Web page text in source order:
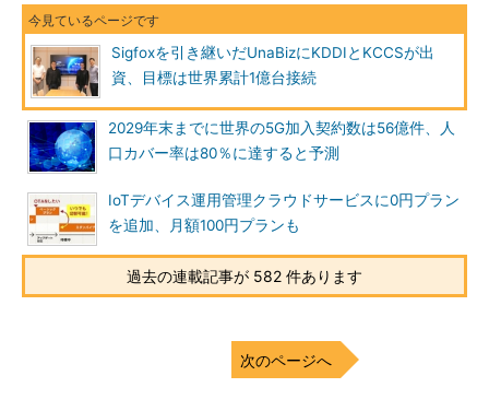
Sigfoxを引き継いだUnaBizにKDDIとKCCSが出
資、目標は世界累計1億台接続
2029年末までに世界の5G加入契約数は56億件、人
口カバー率は80％に達すると予測
IoTデバイス運用管理クラウドサービスに0円プラン
を追加、月額100円プランも
過去の連載記事が 582 件あります
次のページへ